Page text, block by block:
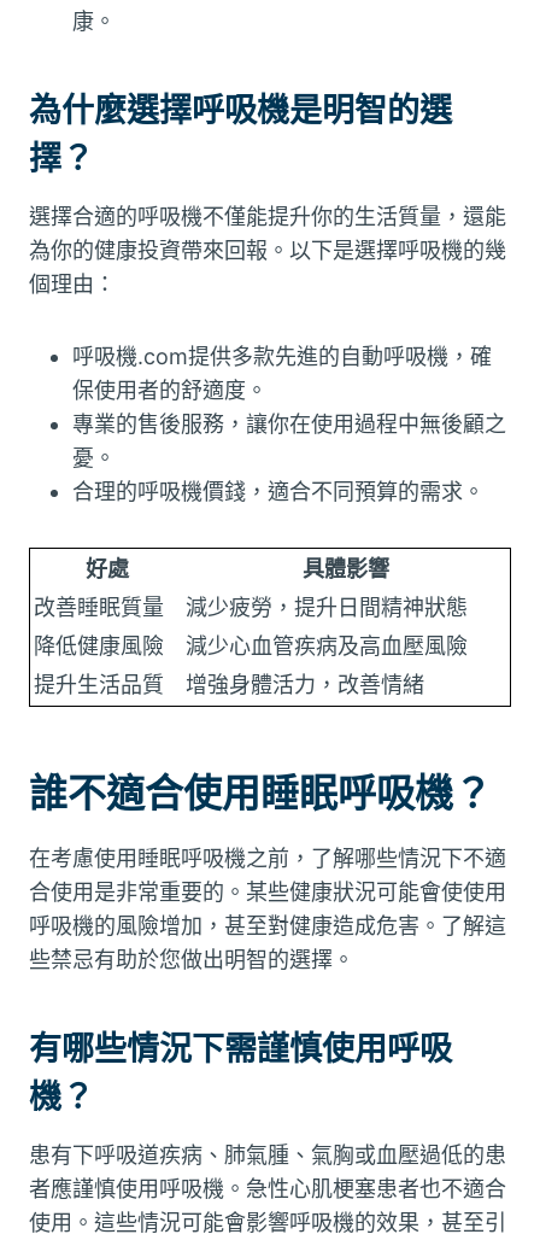
康。
為什麼選擇呼吸機是明智的選
擇？
選擇合適的呼吸機不僅能提升你的生活質量，還能
為你的健康投資帶來回報。以下是選擇呼吸機的幾
個理由：
呼吸機.com提供多款先進的自動呼吸機，確
保使用者的舒適度。
專業的售後服務，讓你在使用過程中無後顧之
憂。
合理的呼吸機價錢，適合不同預算的需求。
好處
具體影響
改善睡眠質量
減少疲勞，提升日間精神狀態
降低健康風險
減少心血管疾病及高血壓風險
提升生活品質
增強身體活力，改善情緒
誰不適合使用睡眠呼吸機？
在考慮使用睡眠呼吸機之前，了解哪些情況下不適
合使用是非常重要的。某些健康狀況可能會使使用
呼吸機的風險增加，甚至對健康造成危害。了解這
些禁忌有助於您做出明智的選擇。
有哪些情況下需謹慎使用呼吸
機？
患有下呼吸道疾病、肺氣腫、氣胸或血壓過低的患
者應謹慎使用呼吸機。急性心肌梗塞患者也不適合
使用。這些情況可能會影響呼吸機的效果，甚至引